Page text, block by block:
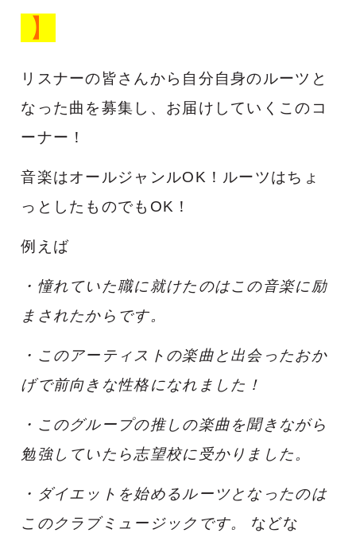
】
リスナーの皆さんから自分自身のルーツと
なった曲を募集し、 お届けしていくこのコ
ーナー！
音楽はオールジャンルOK！ ルーツはちょ
っとしたものでもOK！
例えば
・憧れていた職に就けたのはこの音楽に励
まされたからです。
・このアーティストの楽曲と出会ったおか
げで前向きな性格になれました！
・ このグループの推しの楽曲を聞きながら
勉強していたら志望校に受かりました。
・ダイエットを始めるルーツとなったのは
このクラブミュージックです。
などな